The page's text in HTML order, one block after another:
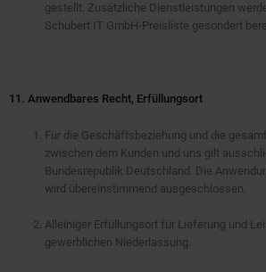
gestellt. Zusätzliche Dienstleistungen
Schubert IT GmbH-Preisliste gesondert
11. Anwendbares Recht, Erfüllungsort
Für die Geschäftsbeziehung und die
zwischen dem Kunden und uns gilt
Bundesrepublik Deutschland. Die
wird übereinstimmend ausgeschlossen.
Alleiniger Erfüllungsort für Lieferung und
gewerblichen Niederlassung.